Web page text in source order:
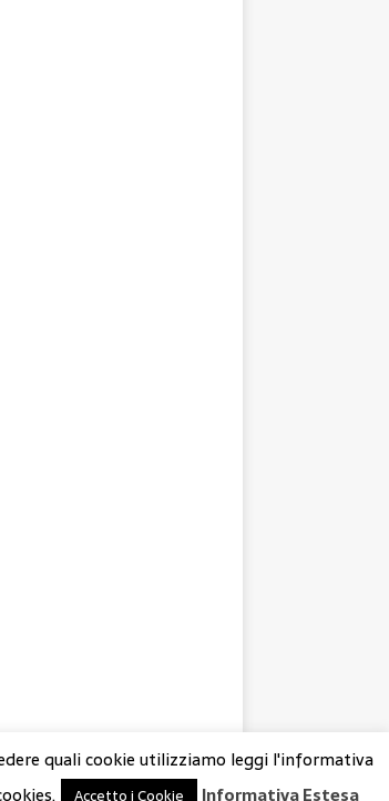
quali cookie utilizziamo leggi l'informativa
Accetto i Cookie Informativa Estesa